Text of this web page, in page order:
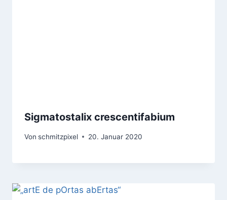
Sigmatostalix crescentifabium
Von schmitzpixel 20. Januar 2020